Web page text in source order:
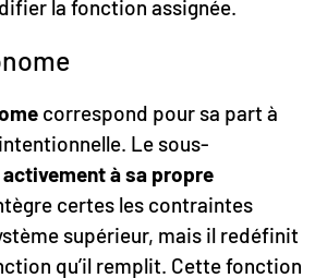
la fonction assignée.
correspond pour sa part à
Le sous-
à sa propre
certes les contraintes
supérieur, mais il redéfinit
qu’il remplit. Cette fonction